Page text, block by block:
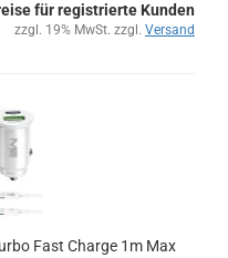
für registrierte Kunden
zzgl. 19% MwSt. zzgl. Versand
Fast Char­ge 1m Max